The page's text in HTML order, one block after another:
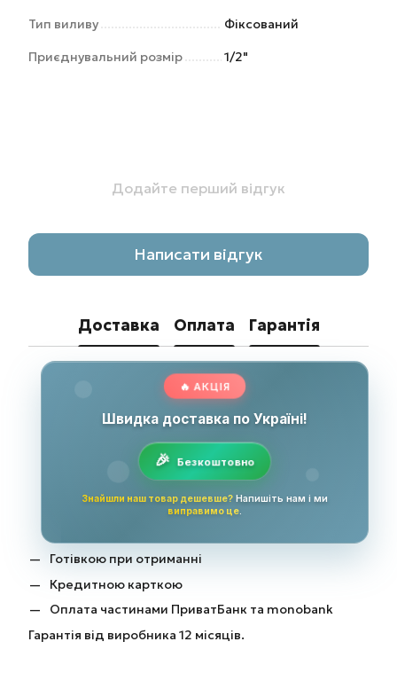
Тип виливу Фіксований
Приєднувальний розмір 1/2"
Додайте перший відгук
Написати відгук
Доставка Оплата Гарантія
🔥 АКЦІЯ
Швидка доставка по Україні!
Безкоштовно
Знайшли наш товар дешевше? Напишіть нам і ми
виправимо це.
Готівкою при отриманні
Кредитною карткою
Оплата частинами ПриватБанк та monobank
Гарантія від виробника 12 місяців.